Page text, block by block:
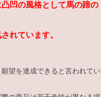
凹の風格として馬の蹄の
れています。
望を達成できると言われてい